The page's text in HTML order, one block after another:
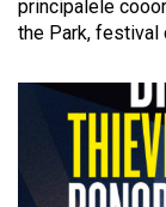
principalele
the Park, festival